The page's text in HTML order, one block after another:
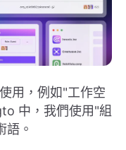
用，例如"工作空
中，我們使用"組
語。